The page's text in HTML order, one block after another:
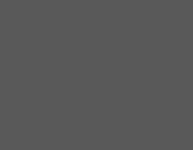
bởi làn hương nồng nàn của